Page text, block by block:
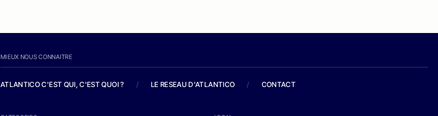
MIEUX NOUS CONNAITRE
ATLANTICO C'EST QUI, C'EST QUOI ? / LE RESEAU D'ATLANTICO / CONTACT